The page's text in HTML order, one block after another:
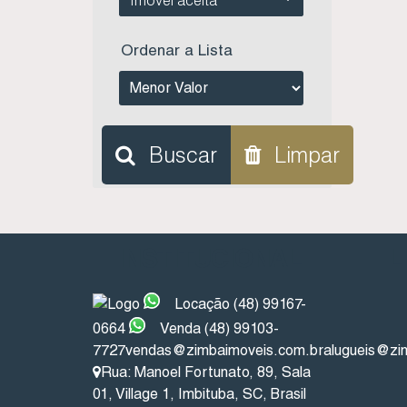
Ordenar a Lista
Buscar Limpar
Locação (48) 99167-
0664
Venda (48) 99103-
7727vendas@zimbaimoveis.com.br
Rua: Manoel Fortunato, 89, Sala
01 , Village 1 , Imbituba, SC, Brasil